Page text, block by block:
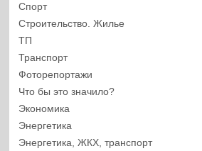
Спорт
Строительство. Жилье
ТП
Транспорт
Фоторепортажи
Что бы это значило?
Экономика
Энергетика
Энергетика, ЖКХ, транспорт